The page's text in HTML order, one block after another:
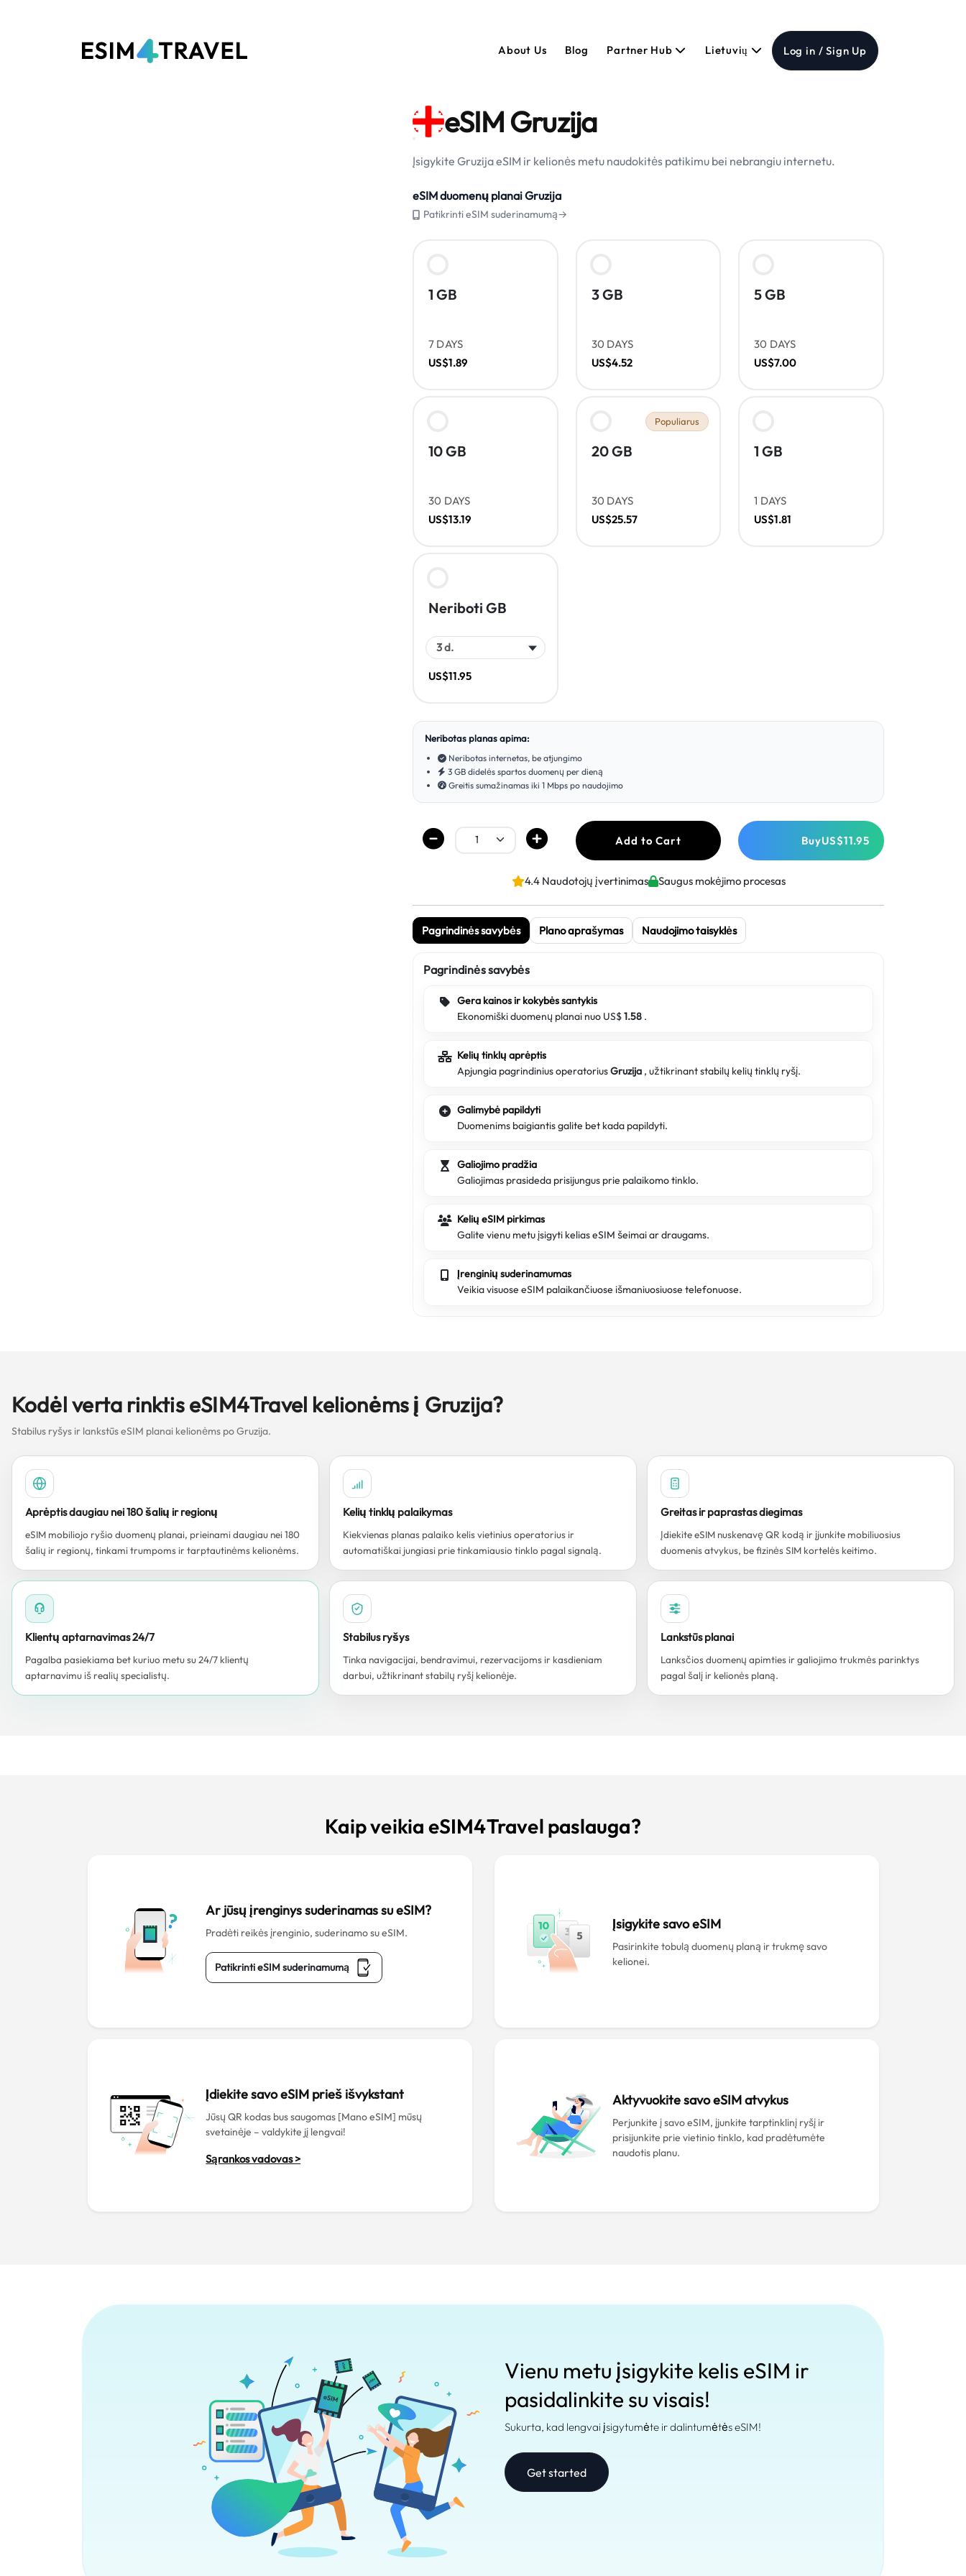
About Us Blog Partner Hub Lietuvių Log in / Sign Up
eSIM Gruzija
Įsigykite Gruzija eSIM ir kelionės metu naudokitės patikimu bei nebrangiu internetu.
eSIM duomenų planai Gruzija
Patikrinti eSIM suderinamumą→
1 GB
7 DAYS
US$1.89
3 GB
30 DAYS
US$4.52
5 GB
30 DAYS
US$7.00
10 GB
30 DAYS
US$13.19
Populiarus
20 GB
30 DAYS
US$25.57
1 GB
1 DAYS
US$1.81
Neriboti GB
US$11.95
Neribotas planas apima:
Neribotas internetas, be atjungimo
3 GB didelės spartos duomenų per dieną
Greitis sumažinamas iki 1 Mbps po naudojimo
Add to Cart BuyUS$11.95
4.4 Naudotojų įvertinimas Saugus mokėjimo procesas
Pagrindinės savybės Plano aprašymas Naudojimo taisyklės
Pagrindinės savybės
Gera kainos ir kokybės santykis
Ekonomiški duomenų planai nuo US$1.58 .
Kelių tinklų aprėptis
Apjungia pagrindinius operatoriusGruzija , užtikrinant stabilų kelių tinklų ryšį.
Galimybė papildyti
Duomenims baigiantis galite bet kada papildyti.
Galiojimo pradžia
Galiojimas prasideda prisijungus prie palaikomo tinklo.
Kelių eSIM pirkimas
Galite vienu metu įsigyti kelias eSIM šeimai ar draugams.
Įrenginių suderinamumas
Veikia visuose eSIM palaikančiuose išmaniuosiuose telefonuose.
Kodėl verta rinktis eSIM4Travel kelionėms į Gruzija?
Stabilus ryšys ir lankstūs eSIM planai kelionėms po Gruzija.
Aprėptis daugiau nei 180 šalių ir regionų
eSIM mobiliojo ryšio duomenų planai, prieinami daugiau nei 180
šalių ir regionų, tinkami trumpoms ir tarptautinėms kelionėms.
Kelių tinklų palaikymas
Kiekvienas planas palaiko kelis vietinius operatorius ir
automatiškai jungiasi prie tinkamiausio tinklo pagal signalą.
Greitas ir paprastas diegimas
Įdiekite eSIM nuskenavę QR kodą ir įjunkite mobiliuosius
duomenis atvykus, be fizinės SIM kortelės keitimo.
Klientų aptarnavimas 24/7
Pagalba pasiekiama bet kuriuo metu su 24/7 klientų
aptarnavimu iš realių specialistų.
Stabilus ryšys
Tinka navigacijai, bendravimui, rezervacijoms ir kasdieniam
darbui, užtikrinant stabilų ryšį kelionėje.
Lankstūs planai
Lanksčios duomenų apimties ir galiojimo trukmės parinktys
pagal šalį ir kelionės planą.
Kaip veikia eSIM4Travel paslauga?
Ar jūsų įrenginys suderinamas su eSIM?
Pradėti reikės įrenginio, suderinamo su eSIM.
Patikrinti eSIM suderinamumą
Įsigykite savo eSIM
Pasirinkite tobulą duomenų planą ir trukmę savo
kelionei.
Įdiekite savo eSIM prieš išvykstant
Jūsų QR kodas bus saugomas [Mano eSIM] mūsų
svetainėje – valdykite jį lengvai!
Sąrankos vadovas >
Aktyvuokite savo eSIM atvykus
Perjunkite į savo eSIM, įjunkite tarptinklinį ryšį ir
prisijunkite prie vietinio tinklo, kad pradėtumėte
naudotis planu.
Vienu metu įsigykite kelis eSIM ir
pasidalinkite su visais!
Sukurta, kad lengvai įsigytumėte ir dalintumėtės eSIM!
Get started